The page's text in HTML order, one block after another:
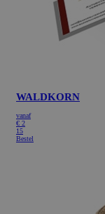
WALDKORN
vanaf
€ 2
15
Bestel